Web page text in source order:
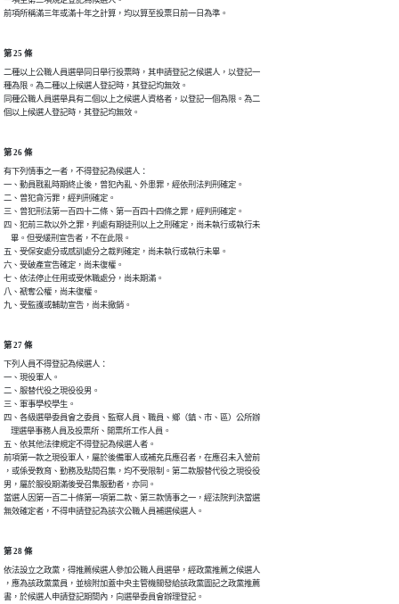
前項所稱滿三年或滿十年之計算，均以算至投票日前一日為準。
第 25 條
二種以上公職人員選舉同日舉行投票時，其申請登記之候選人，以登記一
種為限。為二種以上候選人登記時，其登記均無效。
同種公職人員選舉具有二個以上之候選人資格者，以登記一個為限。為二
個以上候選人登記時，其登記均無效。
第 26 條
有下列情事之一者，不得登記為候選人：
一、動員戡亂時期終止後，曾犯內亂、外患罪，經依刑法判刑確定。
二、曾犯貪污罪，經判刑確定。
三、曾犯刑法第一百四十二條、第一百四十四條之罪，經判刑確定。
四、犯前三款以外之罪，判處有期徒刑以上之刑確定，尚未執行或執行未
    畢。但受緩刑宣告者，不在此限。
五、受保安處分或感訓處分之裁判確定，尚未執行或執行未畢。
六、受破產宣告確定，尚未復權。
七、依法停止任用或受休職處分，尚未期滿。
八、褫奪公權，尚未復權。
九、受監護或輔助宣告，尚未撤銷。
第 27 條
下列人員不得登記為候選人：
一、現役軍人。
二、服替代役之現役役男。
三、軍事學校學生。
四、各級選舉委員會之委員、監察人員、職員、鄉（鎮、市、區）公所辦
    理選舉事務人員及投票所、開票所工作人員。
五、依其他法律規定不得登記為候選人者。
前項第一款之現役軍人，屬於後備軍人或補充兵應召者，在應召未入營前
，或係受教育、勤務及點閱召集，均不受限制。第二款服替代役之現役役
男，屬於服役期滿後受召集服勤者，亦同。
當選人因第一百二十條第一項第二款、第三款情事之一，經法院判決當選
無效確定者，不得申請登記為該次公職人員補選候選人。
第 28 條
依法設立之政黨，得推薦候選人參加公職人員選舉，經政黨推薦之候選人
，應為該政黨黨員，並檢附加蓋中央主管機關發給該政黨圖記之政黨推薦
書，於候選人申請登記期間內，向選舉委員會辦理登記。